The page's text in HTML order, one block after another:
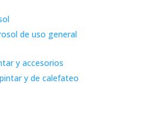
de uso general
y accesorios
y de calefateo